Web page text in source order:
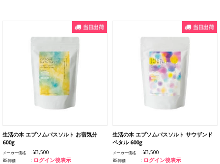
生活の木 エプソムバスソルト お宿気分
600g
メーカー価格 ¥3,500
BG卸価 ログイン後表示
生活の木 エプソムバスソルト サウザンド
ペタル 600g
メーカー価格 ¥3,500
BG卸価 ログイン後表示